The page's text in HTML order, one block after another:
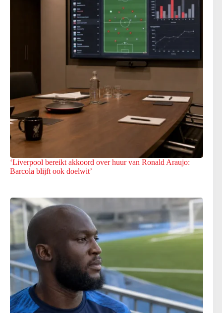
‘Liverpool bereikt akkoord over huur van Ronald Araujo:
Barcola blijft ook doelwit’